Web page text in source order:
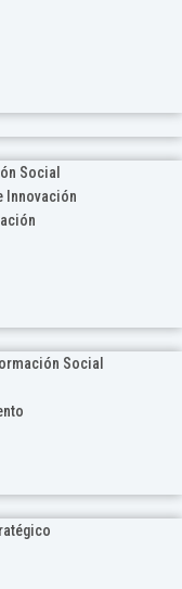
Social
Innovación
Social